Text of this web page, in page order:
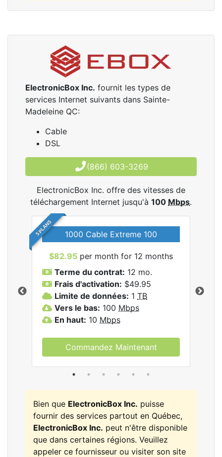
ElectronicBox Inc. fournit les types de
services Internet suivants dans Sainte-
Madeleine QC:
Cable
DSL
(866) 603-3269
ElectronicBox Inc. offre des vitesses de
téléchargement Internet jusqu'à 100 Mbps.
5 PLANS 1000 Cable Extreme 100
$82.95 per month for 12 months
Terme du contrat: 12 mo.
Frais d'activation: $49.95
Limite de données: 1 TB
Vers le bas: 100 Mbps
En haut: 10 Mbps
Commandez Maintenant
Bien que ElectronicBox Inc. puisse
fournir des services partout en Québec,
ElectronicBox Inc. peut n'être disponible
que dans certaines régions. Veuillez
appeler ce fournisseur ou visiter son site